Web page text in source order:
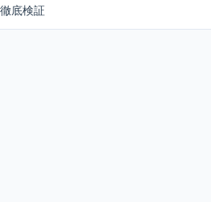
底検証